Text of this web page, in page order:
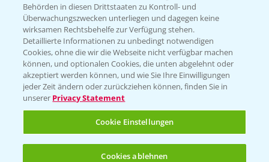
Folgen Sie uns
Behörden in diesen Drittstaaten zu Kontroll- und
Überwachungszwecken unterliegen und dagegen keine
wirksamen Rechtsbehelfe zur Verfügung stehen.
Detaillierte Informationen zu unbedingt notwendigen
Cookies, ohne die wir die Webseite nicht verfügbar machen
können, und optionalen Cookies, die unten abgelehnt oder
akzeptiert werden können, und wie Sie Ihre Einwilligungen
jeder Zeit ändern oder zurückziehen können, finden Sie in
unserer Privacy Statement
Cookie Einstellungen
Cookies ablehnen